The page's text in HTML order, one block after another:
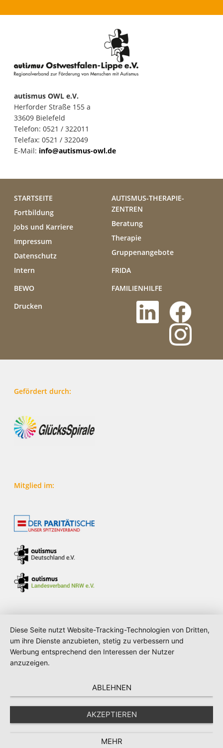
Verwendung von Cookies: Um unsere
Webseite für Sie optimal zu gestalten und
verwenden wir Cookies. Durch die weitere
Nutzung der Webseite stimmen Sie der
Verwendung von Cookies zu. Weitere
Informationen zu Cookies erhalten Sie in
autismus OWL e.V.
Herforder Straße 155 a
33609 Bielefeld
Telefon: 0521 / 322011
Telefax: 0521 / 322049
E-Mail: info@autismus-owl.de
STARTSEITE
Fortbildung
Jobs und Karriere
Impressum
Datenschutz
Intern
AUTISMUS-THERAPIE-
ZENTREN
Beratung
Therapie
Gruppenangebote
FRIDA
BEWO
FAMILIENHILFE
Drucken
Gefördert durch:
Mitglied im:
Diese Seite nutzt Website-Tracking-Technologien von Dritten,
um ihre Dienste anzubieten, stetig zu verbessern und
Werbung entsprechend den Interessen der Nutzer
anzuzeigen.
ABLEHNEN
AKZEPTIEREN
MEHR